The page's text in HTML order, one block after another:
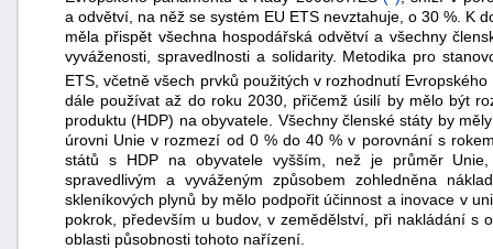
a odvětví, na něž se systém EU ETS nevztahuje, o 30 %. K
měla přispět všechna hospodářská odvětví a všechny
vyváženosti, spravedlnosti a solidarity. Metodika pro
ETS, včetně všech prvků použitých v rozhodnutí
dále používat až do roku 2030, přičemž úsilí by mělo být
produktu (HDP) na obyvatele. Všechny členské státy by
úrovni Unie v rozmezí od 0 % do 40 % v porovnání s
států s HDP na obyvatele vyšším, než je průměr
spravedlivým a vyváženým způsobem zohledněna
skleníkových plynů by mělo podpořit účinnost a inovace v
pokrok, především u budov, v zemědělství, při nakládání s
oblasti působnosti tohoto nařízení.